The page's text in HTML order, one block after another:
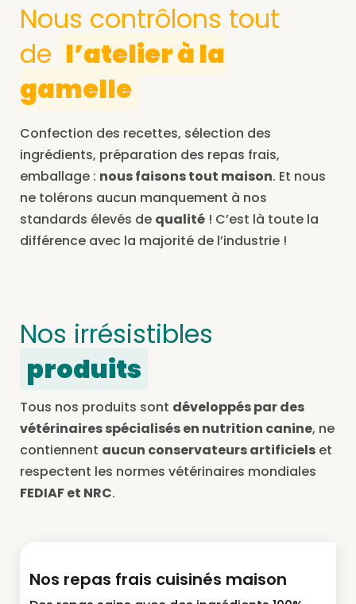
Nous contrôlons tout
de l’atelier à la
gamelle
Confection des recettes, sélection des
ingrédients, préparation des repas frais,
emballage : nous faisons tout maison. Et nous
ne tolérons aucun manquement à nos
standards élevés de qualité ! C’est là toute la
différence avec la majorité de l’industrie !
Nos irrésistibles
produits
Tous nos produits sont développés par des
vétérinaires spécialisés en nutrition canine, ne
contiennent aucun conservateurs artificiels et
respectent les normes vétérinaires mondiales
FEDIAF et NRC.
Nos repas frais cuisinés maison